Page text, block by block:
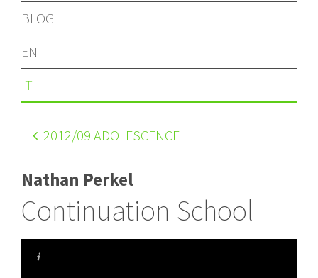
BLOG
EN
IT
2012/09 ADOLESCENCE
Nathan Perkel
Continuation School